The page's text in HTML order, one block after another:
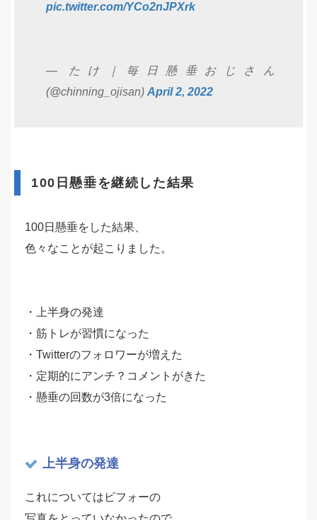
pic.twitter.com/YCo2nJPXrk
— たけ｜毎日懸垂おじさん
(@chinning_ojisan) April 2, 2022
100日懸垂を継続した結果
100日懸垂をした結果、
色々なことが起こりました。
・上半身の発達
・筋トレが習慣になった
・Twitterのフォロワーが増えた
・定期的にアンチ？コメントがきた
・懸垂の回数が3倍になった
上半身の発達
これについてはビフォーの